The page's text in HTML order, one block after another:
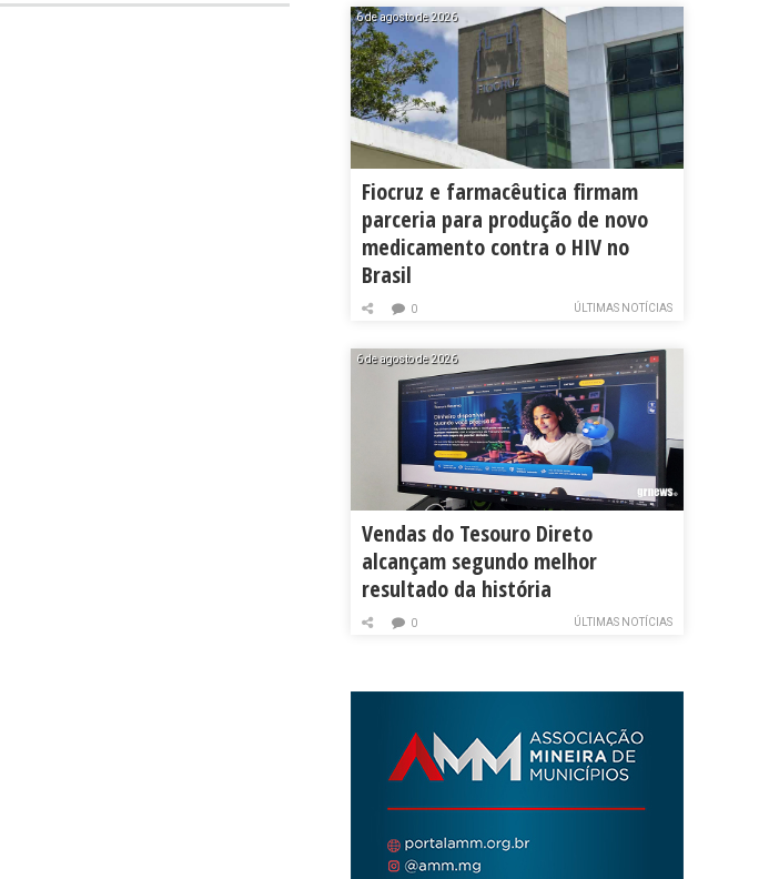
6 de agosto de 2026
Fiocruz e farmacêutica firmam
parceria para produção de novo
medicamento contra o HIV no
Brasil
ÚLTIMAS NOTÍCIAS
0
6 de agosto de 2026
Vendas do Tesouro Direto
alcançam segundo melhor
resultado da história
ÚLTIMAS NOTÍCIAS
0